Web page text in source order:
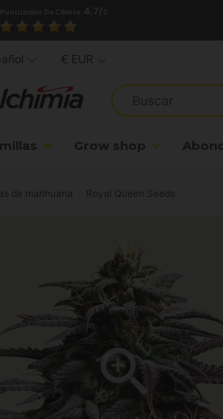
Grow shop
€ EUR
de marihuana Royal Queen Seeds